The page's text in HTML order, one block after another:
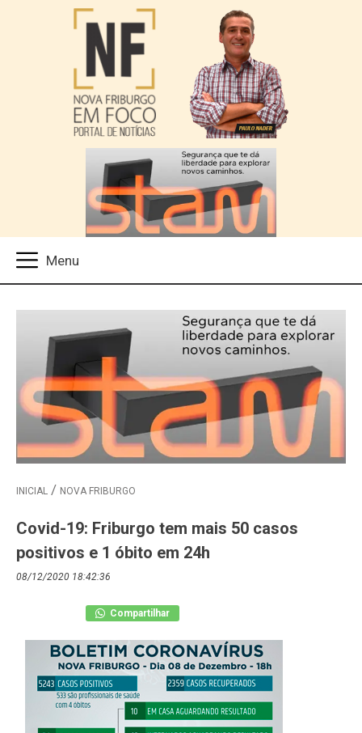
INICIAL NOVA FRIBURGO
Covid-19: Friburgo tem mais 50 casos
positivos e 1 óbito em 24h
08/12/2020 18:42:36
Compartilhar